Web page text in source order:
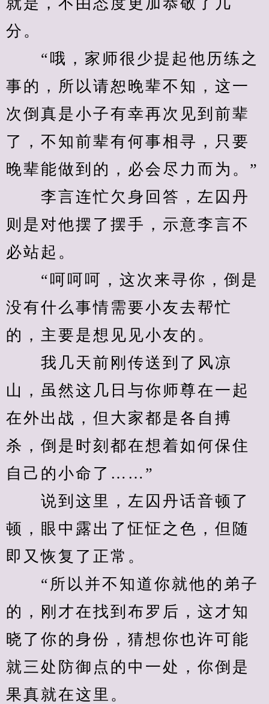
分。
“哦，家师很少提起他历练之
事的，所以请恕晚辈不知，这一
次倒真是小子有幸再次见到前辈
了，不知前辈有何事相寻，只要
晚辈能做到的，必会尽力而为。”
李言连忙欠身回答，左囚丹
则是对他摆了摆手，示意李言不
必站起。
“呵呵呵，这次来寻你，倒是
没有什么事情需要小友去帮忙
的，主要是想见见小友的。
我几天前刚传送到了风凉
山，虽然这几日与你师尊在一起
在外出战，但大家都是各自搏
杀，倒是时刻都在想着如何保住
自己的小命了……”
说到这里，左囚丹话音顿了
顿，眼中露出了怔怔之色，但随
即又恢复了正常。
“所以并不知道你就他的弟子
的，刚才在找到布罗后，这才知
晓了你的身份，猜想你也许可能
就三处防御点的中一处，你倒是
果真就在这里。